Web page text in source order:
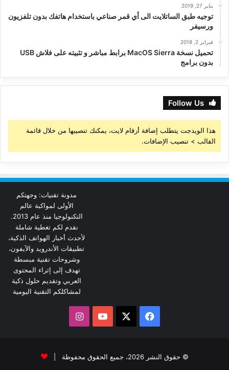
يناير 27, 2019
توجيه طبق الساتلايت الى أي قمر صناعي باستخدام هاتفك بدون تلفزيون
ورسيفر
فبراير 2, 2018
تحميل نسخة MacOS Sierra برابط مباشر و تثبيته على فلاش USB
بدون برامج
Follow Us
هذا الويدجت يتطلب إضافة أرقام لايت، يمكنك تنصيبها من خلال قائمة
القالب > تنصيب الإضافات.
مدونة تقنيات: وجهتكم
الأولى لمواكبة عالم
التكنولوجيا منذ عام 2013.
نقدم لكم تغطية شاملة
لأحدث أخبار الهواتف الذكية،
تطبيقات الأندرويد والآيفون،
وشروحات تقنية مبسطة
تهدف إلى إثراء المحتوى
العربي وتقديم حلول ذكية
لمشاكلكم التقنية اليومية
فيسبوك ‫YouTubeانستقرام
© حقوق النشر 2026، جميع الحقوق محفوظة |